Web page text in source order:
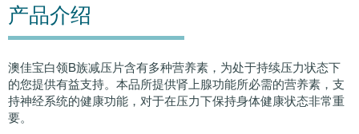
产品介绍
澳佳宝白领B族减压片含有多种营养素，为处于持续压力状态下
的您提供有益支持。本品所提供肾上腺功能所必需的营养素，支
持神经系统的健康功能，对于在压力下保持身体健康状态非常重
要。